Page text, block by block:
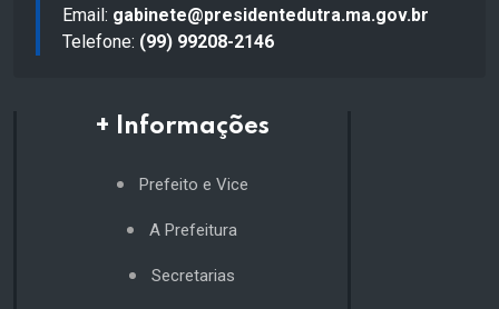
Email: gabinete@presidentedutra.ma.gov.br
Telefone: (99) 99208-2146
+ Informações
Prefeito e Vice
A Prefeitura
Secretarias